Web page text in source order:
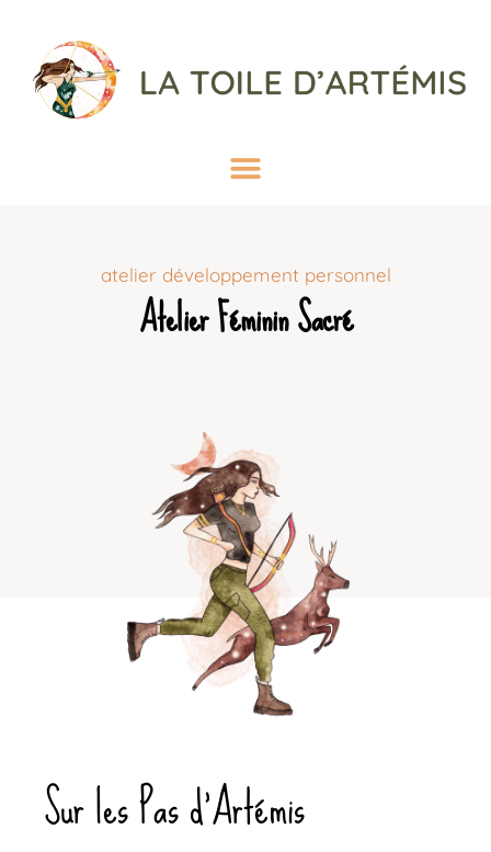
atelier développement personnel
Atelier Féminin Sacré
Sur les Pas d’Artémis